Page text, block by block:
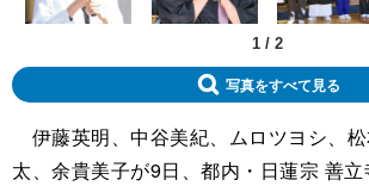
1 / 2
写真をすべて見る
伊藤英明、中谷美紀、ムロツヨシ、
太、余貴美子が9日、都内・日蓮宗 善